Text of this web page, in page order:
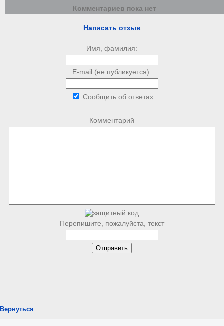
Комментариев пока нет
Написать отзыв
Имя, фамилия:
E-mail (не публикуется):
Сообщить об ответах
Комментарий
Перепишите, пожалуйста, текст
Вернуться